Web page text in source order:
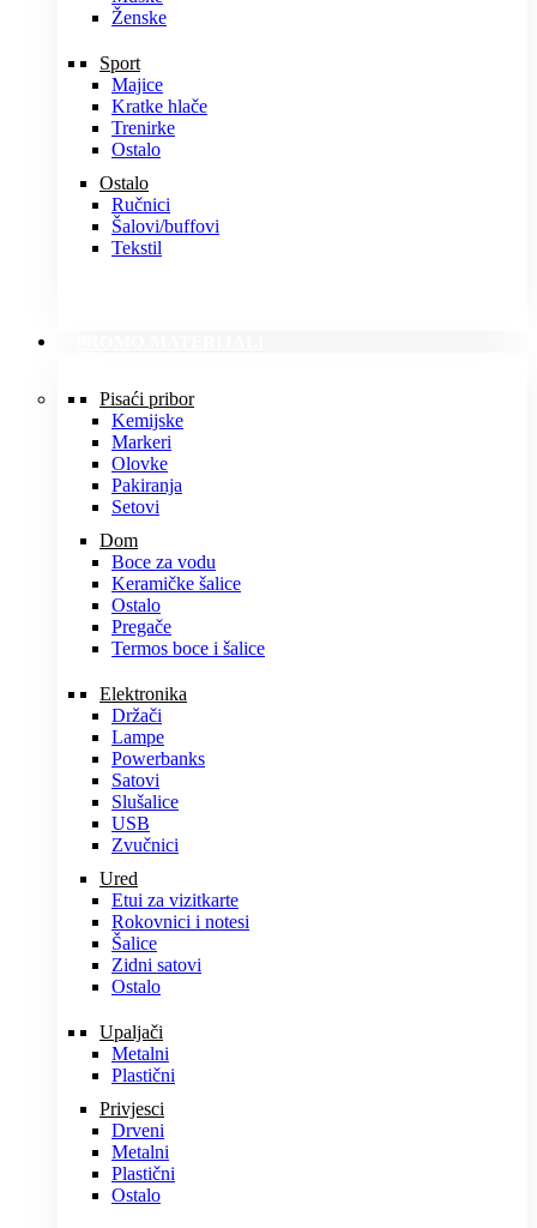
Ženske
Sport
Majice
Kratke hlače
Trenirke
Ostalo
Ostalo
Ručnici
Šalovi/buffovi
Tekstil
Pisaći pribor
Kemijske
Markeri
Olovke
Pakiranja
Setovi
Dom
Boce za vodu
Keramičke šalice
Ostalo
Pregače
Termos boce i šalice
Elektronika
Držači
Lampe
Powerbanks
Satovi
Slušalice
USB
Zvučnici
Ured
Etui za vizitkarte
Rokovnici i notesi
Šalice
Zidni satovi
Ostalo
Upaljači
Metalni
Plastični
Privjesci
Drveni
Metalni
Plastični
Ostalo